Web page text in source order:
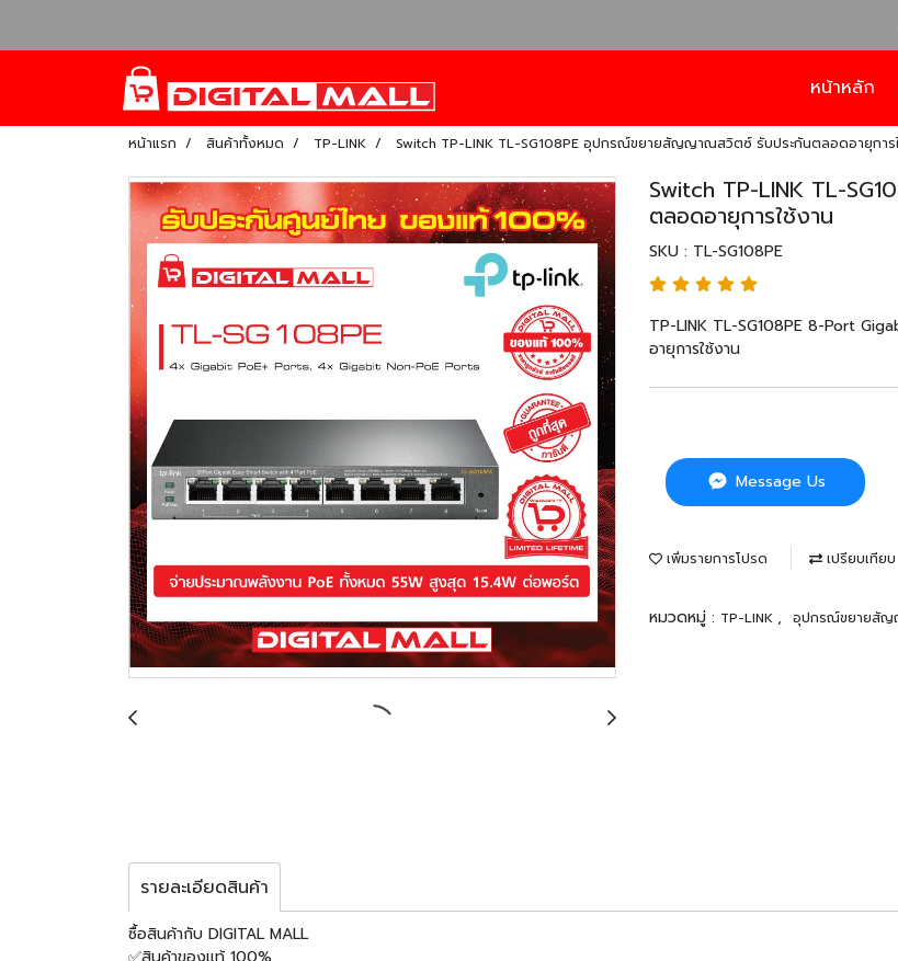
หน้าหลัก
หน้าแรก สินค้าทั้งหมด TP-LINK Switch TP-LINK TL-SG108PE อุปกรณ์ขยายสัญญาณสวิตซ์ รับประกันตลอดอายุการ
Switch TP-LINK TL-
ตลอดอายุการใช้งาน
SKU : TL-SG108PE
TP-LINK TL-SG108PE 8-Port
อายุการใช้งาน
Message Us
เพิ่มรายการโปรด เปรียบเทียบ
หมวดหมู่ : TP-LINK , อุปกรณ์ขยายสัญ
รายละเอียดสินค้า
ซื้อสินค้ากับ DIGITAL MALL